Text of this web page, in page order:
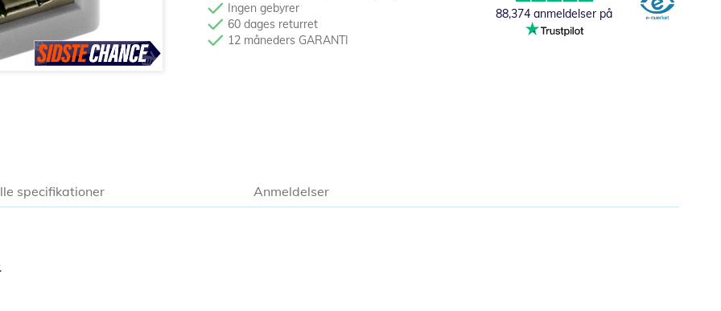
Ingen gebyrer
60 dages returret
12 måneders GARANTI
88,374 anmeldelser på
specifikationer Anmeldelser